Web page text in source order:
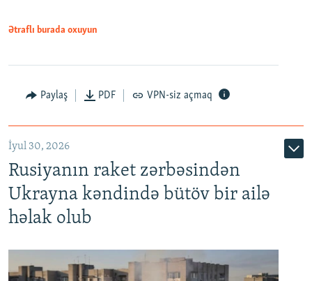
Ətraflı burada oxuyun
Paylaş PDF VPN-siz açmaq
İyul 30, 2026
Rusiyanın raket zərbəsindən
Ukrayna kəndində bütöv bir ailə
həlak olub